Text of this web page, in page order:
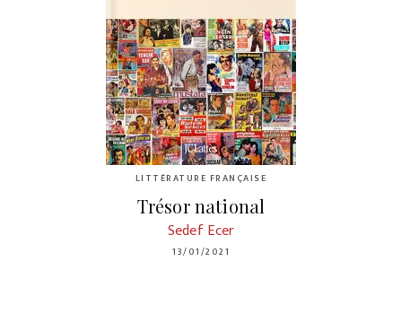
LITTÉRATURE FRANÇAISE
Trésor national
Sedef Ecer
13/01/2021